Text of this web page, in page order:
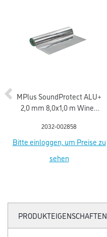
MPlus SoundProtect ALU+
2,0 mm 8,0x1,0 m Wineo
Mineral
2032-002858
Bitte einloggen, um Preise zu
sehen
PRODUKTEIGENSCHAFTEN